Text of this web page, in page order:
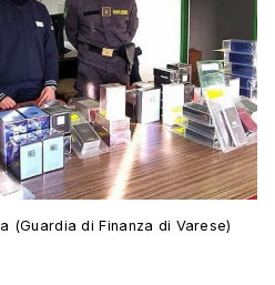
(Guardia di Finanza di Varese)